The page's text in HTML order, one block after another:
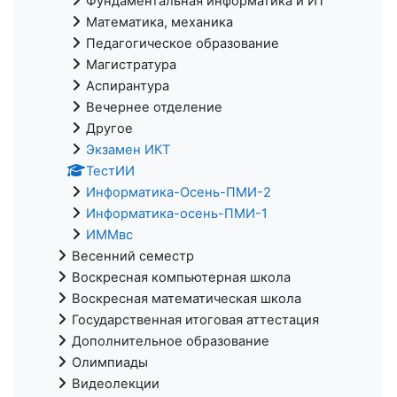
Математика, механика
Педагогическое образование
Магистратура
Аспирантура
Вечернее отделение
Другое
Экзамен ИКТ
ТестИИ
Информатика-Осень-ПМИ-2
Информатика-осень-ПМИ-1
ИММвс
Весенний семестр
Воскресная компьютерная школа
Воскресная математическая школа
Государственная итоговая аттестация
Дополнительное образование
Олимпиады
Видеолекции